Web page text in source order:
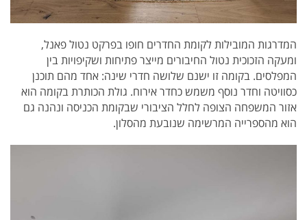
המדרגות המובילות לקומת החדרים חופו בפרקט נטול פאנל,
ומעקה הזכוכית נטול החיבורים מייצר פתיחות ושקיפויות בין
המפלסים. בקומה זו ישנם שלושה חדרי שינה: אחד מהם תוכנן
כסוויטה וחדר נוסף משמש כחדר אירוח. גולת הכותרת בקומה הוא
אזור המשפחה הצופה לחלל הציבורי שבקומת הכניסה ונהנה גם
הוא מהספרייה המרשימה שנובעת מהסלון.